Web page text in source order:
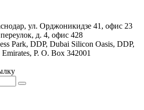
ул. Орджоникидзе 41, офис 23
д. 4, офис 428
Park, DDP, Dubai Silicon Oasis, DDP,
P. O. Box 342001